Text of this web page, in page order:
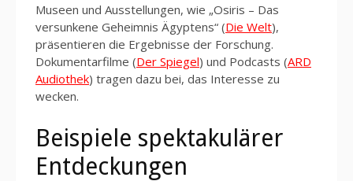
Museen und Ausstellungen, wie „Osiris – Das
versunkene Geheimnis Ägyptens“ (Die Welt),
präsentieren die Ergebnisse der Forschung.
Dokumentarfilme (Der Spiegel) und Podcasts (ARD
Audiothek) tragen dazu bei, das Interesse zu
wecken.
Beispiele spektakulärer
Entdeckungen